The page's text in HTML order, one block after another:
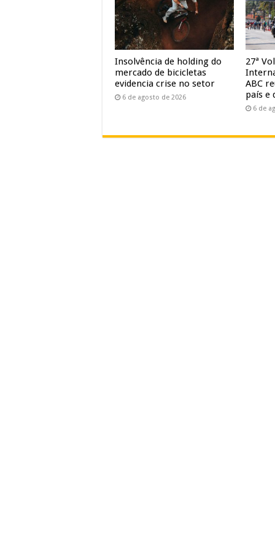
Insolvência de holding do
mercado de bicicletas
evidencia crise no setor
6 de agosto de 2026
27ª
ABC
país e
6 de